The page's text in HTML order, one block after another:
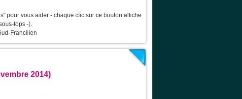
pour vous aider - chaque clic sur ce bouton affiche
tops -).
Francilien
2014)